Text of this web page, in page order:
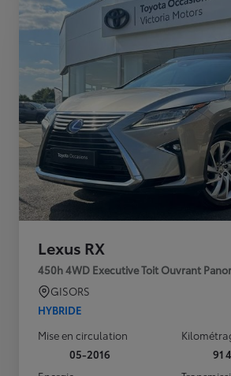
Lexus RX
450h 4WD Executive Toit Ouvrant
GISORS
HYBRIDE
Mise en circulation
05-2016
91